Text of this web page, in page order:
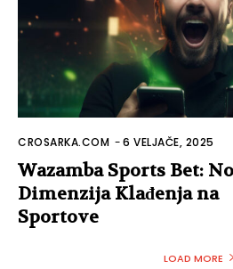
CROSARKA.COM -6 VELJAČE, 2025
Wazamba Sports Bet:
Dimenzija Klađenja na
Sportove
LOAD MORE